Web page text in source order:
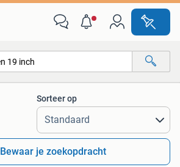
Alle afstanden…
Sorteer op
Bewaar je zoekopdracht